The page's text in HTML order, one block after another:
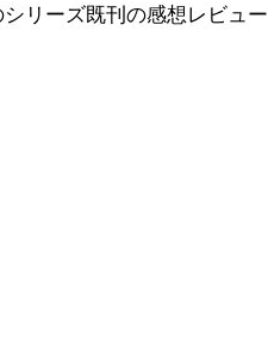
リーズ既刊の感想レビュー